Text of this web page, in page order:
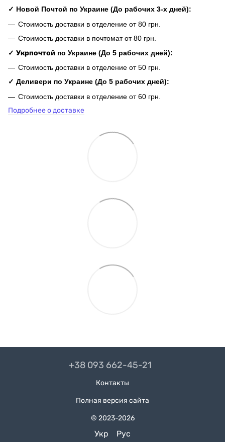
✓ Новой Почтой по Украине (До рабочих 3-х дней):
Стоимость доставки в отделение от 80 грн.
Стоимость доставки в почтомат от 80 грн.
✓ Укрпочтой по Украине (До 5 рабочих дней):
Стоимость доставки в отделение от 50 грн.
✓ Деливери по Украине (До 5 рабочих дней):
Стоимость доставки в отделение от 60 грн.
Подробнее о доставке
+38 093 662-45-21
Контакты
Полная версия сайта
© 2023-2026
Укр Рус